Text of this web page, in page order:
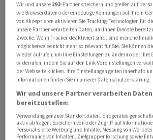
bestehen - «bis zum vollständigen
Vereinbarungen mit dem Iran». In
Empörung.
Wir und unsere 293-Partner speichern und greifen auf
wie Browserdaten oder eindeutige Kennungen auf Ihrem
von Akzeptieren aktivieren Sie Tracking-Technologien für
unsere Partner verarbeiten Daten, um Ihnen Dienste
Zwecke. Wenn Tracker deaktiviert sind, sind manche
möglicherweise nicht mehr so relevant für Sie. Sie können
wieder aufrufen, um Ihre Einstellungen zu ändern oder Ihre
widerrufen, indem Sie auf den Link Voreinstellungen
der Webseite klicken. Ihre Einstellungen gelten innerhalb
Informationen finden Sie in unserer Datenschutzerklärung.
Wir und unsere Partner verarbeiten
bereitzustellen:
Verwendung genauer Standortdaten.
aktiv abfragen. Speichern von oder Zugriff auf
Personalisierte Werbung und Inhalte, Messung von
Performance von Inhalten, Zielgruppenforschung sowie